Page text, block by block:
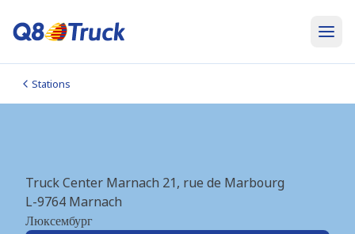
Stations
Truck Center Marnach 21, rue de Marbourg
L-9764 Marnach
Люксембург